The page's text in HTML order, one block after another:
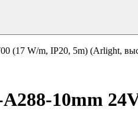
(17 W/m, IP20, 5m) (Arlight,
10mm